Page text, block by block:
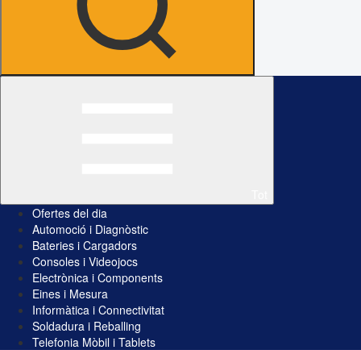
Ofertes del dia
Automoció i Diagnòstic
Bateries i Cargadors
Consoles i Videojocs
Electrònica i Components
Eines i Mesura
Informàtica i Connectivitat
Soldadura i Reballing
Telefonia Mòbil i Tablets